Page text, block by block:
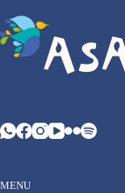
MENU